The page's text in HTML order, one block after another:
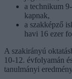
a technikum
kapnak,
a szakképző
havi 16 ezer
A szakirányú
10-12. évfolyamán
tanulmányi